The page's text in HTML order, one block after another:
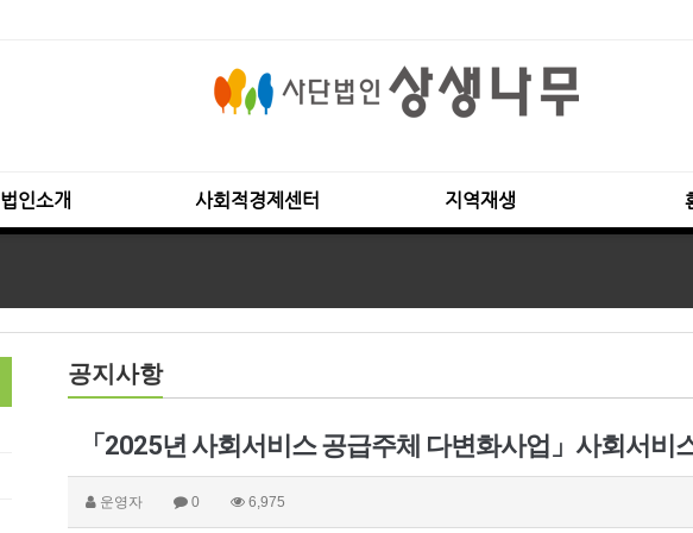
법인소개 사회적경제센터 지역재생
공지사항
「2025년 사회서비스 공급주체 다변화사업」사회서비
운영자 0 6,975